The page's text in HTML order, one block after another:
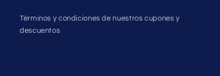
Términos y condiciones de nuestros cupones y
descuentos